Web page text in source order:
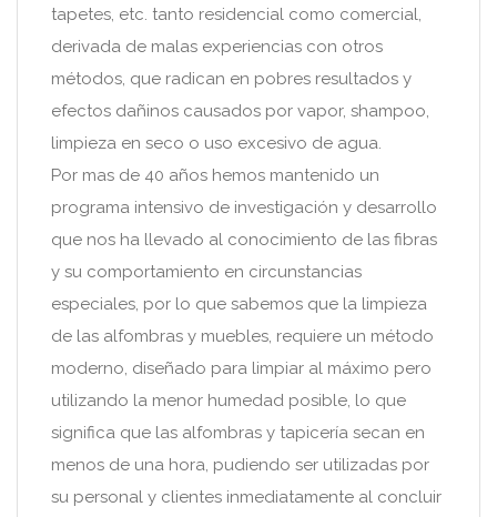
tapetes, etc. tanto residencial como comercial,
derivada de malas experiencias con otros
métodos, que radican en pobres resultados y
efectos dañinos causados por vapor, shampoo,
limpieza en seco o uso excesivo de agua.
Por mas de 40 años hemos mantenido un
programa intensivo de investigación y desarrollo
que nos ha llevado al conocimiento de las fibras
y su comportamiento en circunstancias
especiales, por lo que sabemos que la limpieza
de las alfombras y muebles, requiere un método
moderno, diseñado para limpiar al máximo pero
utilizando la menor humedad posible, lo que
significa que las alfombras y tapicería secan en
menos de una hora, pudiendo ser utilizadas por
su personal y clientes inmediatamente al concluir